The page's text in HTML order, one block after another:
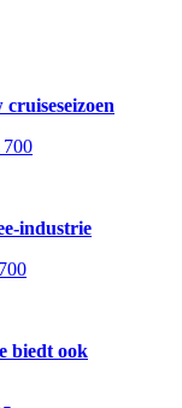
industrie
biedt ook